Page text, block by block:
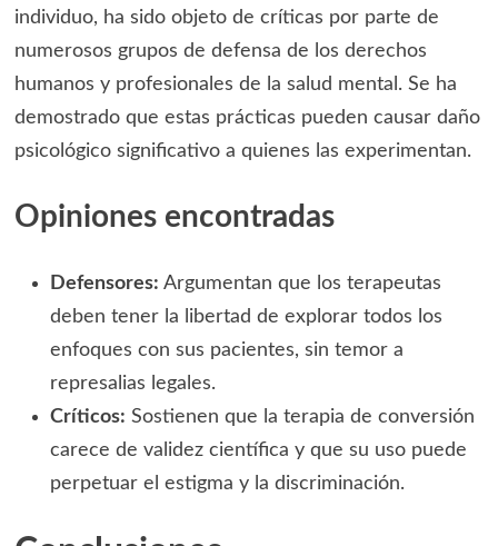
individuo, ha sido objeto de críticas por parte de
numerosos grupos de defensa de los derechos
humanos y profesionales de la salud mental. Se ha
demostrado que estas prácticas pueden causar daño
psicológico significativo a quienes las experimentan.
Opiniones encontradas
Defensores: Argumentan que los terapeutas
deben tener la libertad de explorar todos los
enfoques con sus pacientes, sin temor a
represalias legales.
Críticos: Sostienen que la terapia de conversión
carece de validez científica y que su uso puede
perpetuar el estigma y la discriminación.